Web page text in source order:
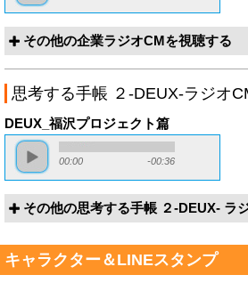
その他の企業ラジオCMを視聴する
思考する手帳 ２-DEUX-ラジオ
DEUX_福沢プロジェクト篇
00:00 -00:36
その他の思考する手帳 ２-DEUX- ラ
キャラクター＆LINEスタンプ